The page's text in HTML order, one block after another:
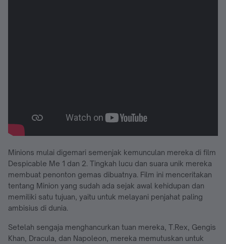
Minions mulai digemari semenjak kemunculan mereka di film
Despicable Me 1 dan 2. Tingkah lucu dan suara unik mereka
membuat penonton gemas dibuatnya. Film ini menceritakan
tentang Minion yang sudah ada sejak awal kehidupan dan
memiliki satu tujuan, yaitu untuk melayani penjahat paling
ambisius di dunia.
Setelah sengaja menghancurkan tuan mereka, T.Rex, Gengis
Khan, Dracula, dan Napoleon, mereka memutuskan untuk